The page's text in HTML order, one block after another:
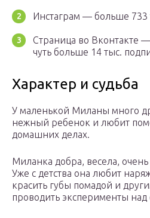
Инстаграм — больше 733
Страница во Вконтакте
чуть больше 14 тыс.
Характер и судьба
У маленькой Миланы много
нежный ребенок и любит
домашних делах.
Миланка добра, весела,
Уже с детства она любит
красить губы помадой и
проводить эксперименты